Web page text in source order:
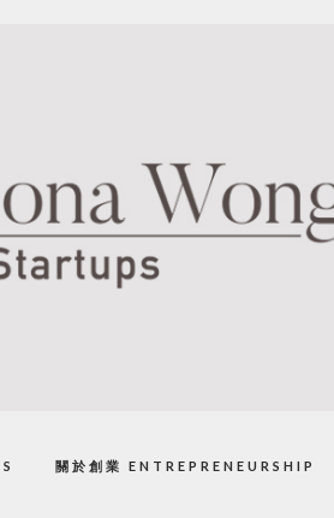
關於創業 ENTREPRENEURSHIP